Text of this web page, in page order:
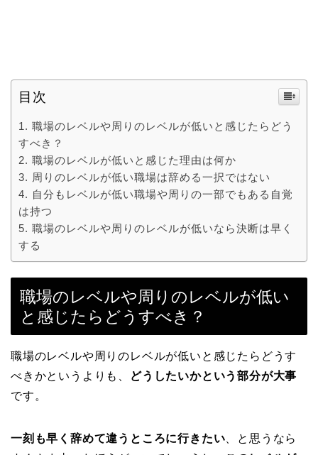
目次
職場のレベルや周りのレベルが低いと感じたらどう
すべき？
職場のレベルが低いと感じた理由は何か
周りのレベルが低い職場は辞める一択ではない
自分もレベルが低い職場や周りの一部でもある自覚
は持つ
職場のレベルや周りのレベルが低いなら決断は早く
する
職場のレベルや周りのレベルが低い
と感じたらどうすべき？
職場のレベルや周りのレベルが低いと感じたらどうす
べきかというよりも、
どうしたいかという部分が大事
です。
一刻も早く辞めて違うところに行きたい、と思うなら